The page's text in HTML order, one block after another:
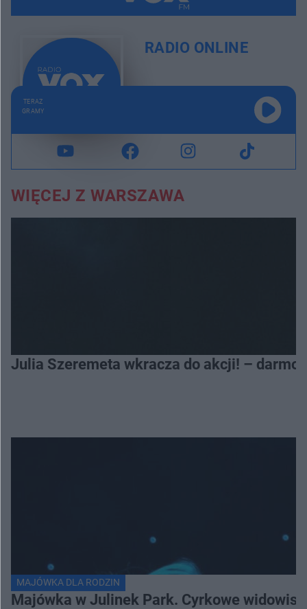
RADIO ONLINE
TERAZ
GRAMY
WIĘCEJ Z WARSZAWA
Julia Szeremeta wkracza do akcji! –
MAJÓWKA DLA RODZIN
Majówka w Julinek Park. Cyrkowe